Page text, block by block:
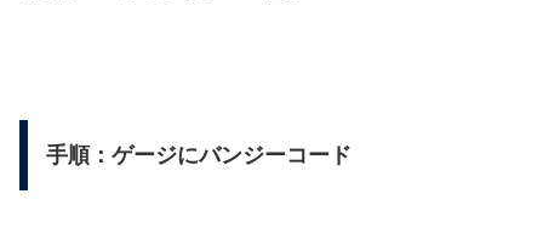
手順：ゲージにバンジーコード